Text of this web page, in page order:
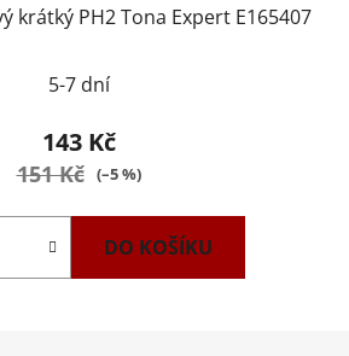
krátký PH2 Tona Expert E165407
5-7 dní
143 Kč
151 Kč (–5 %)
DO KOŠÍKU